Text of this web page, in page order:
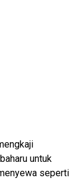
untuk
seperti